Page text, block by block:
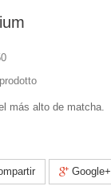
más alto de matcha.
Google+